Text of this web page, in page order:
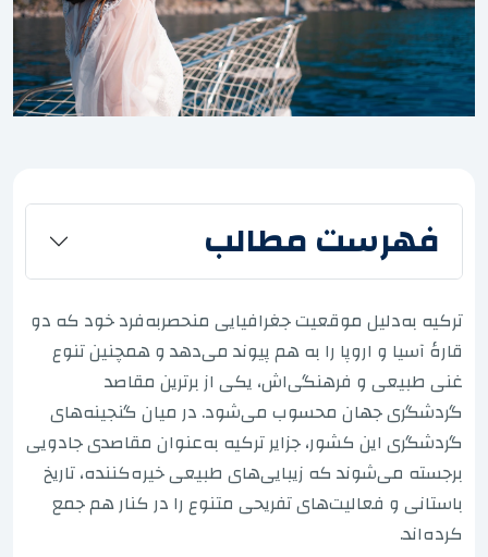
فهرست مطالب
ترکیه به‌دلیل موقعیت جغرافیایی منحصربه‌فرد خود که دو
قارهٔ آسیا و اروپا را به هم پیوند می‌دهد و همچنین تنوع
غنی طبیعی و فرهنگی‌اش، یکی از برترین مقاصد
گردشگری جهان محسوب می‌شود. در میان گنجینه‌های
گردشگری این کشور، جزایر ترکیه به‌عنوان مقاصدی جادویی
برجسته می‌شوند که زیبایی‌های طبیعی خیره‌کننده، تاریخ
باستانی و فعالیت‌های تفریحی متنوع را در کنار هم جمع
کرده‌اند.